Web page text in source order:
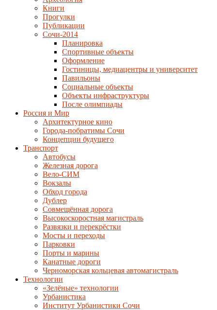
Книги
Прогулки
Публикации
Сочи-2014
Планировка
Спортивные объекты
Оформление
Гостиницы, медиацентры и университет
Павильоны
Социальные объекты
Объекты инфраструктуры
После олимпиады
Россия и Мир
Архитектурное кино
Города-побратимы Сочи
Концепции будущего
Транспорт
Автобусы
Железная дорога
Вело-СИМ
Вокзалы
Обход города
Дублер
Совмещённая дорога
Высокоскоростная магистраль
Развязки и перекрёстки
Мосты и переходы
Парковки
Порты и марины
Канатные дороги
Черноморская кольцевая автомагистраль
Технологии
«Зелёные» технологии
Урбанистика
Институт Урбанистики Сочи